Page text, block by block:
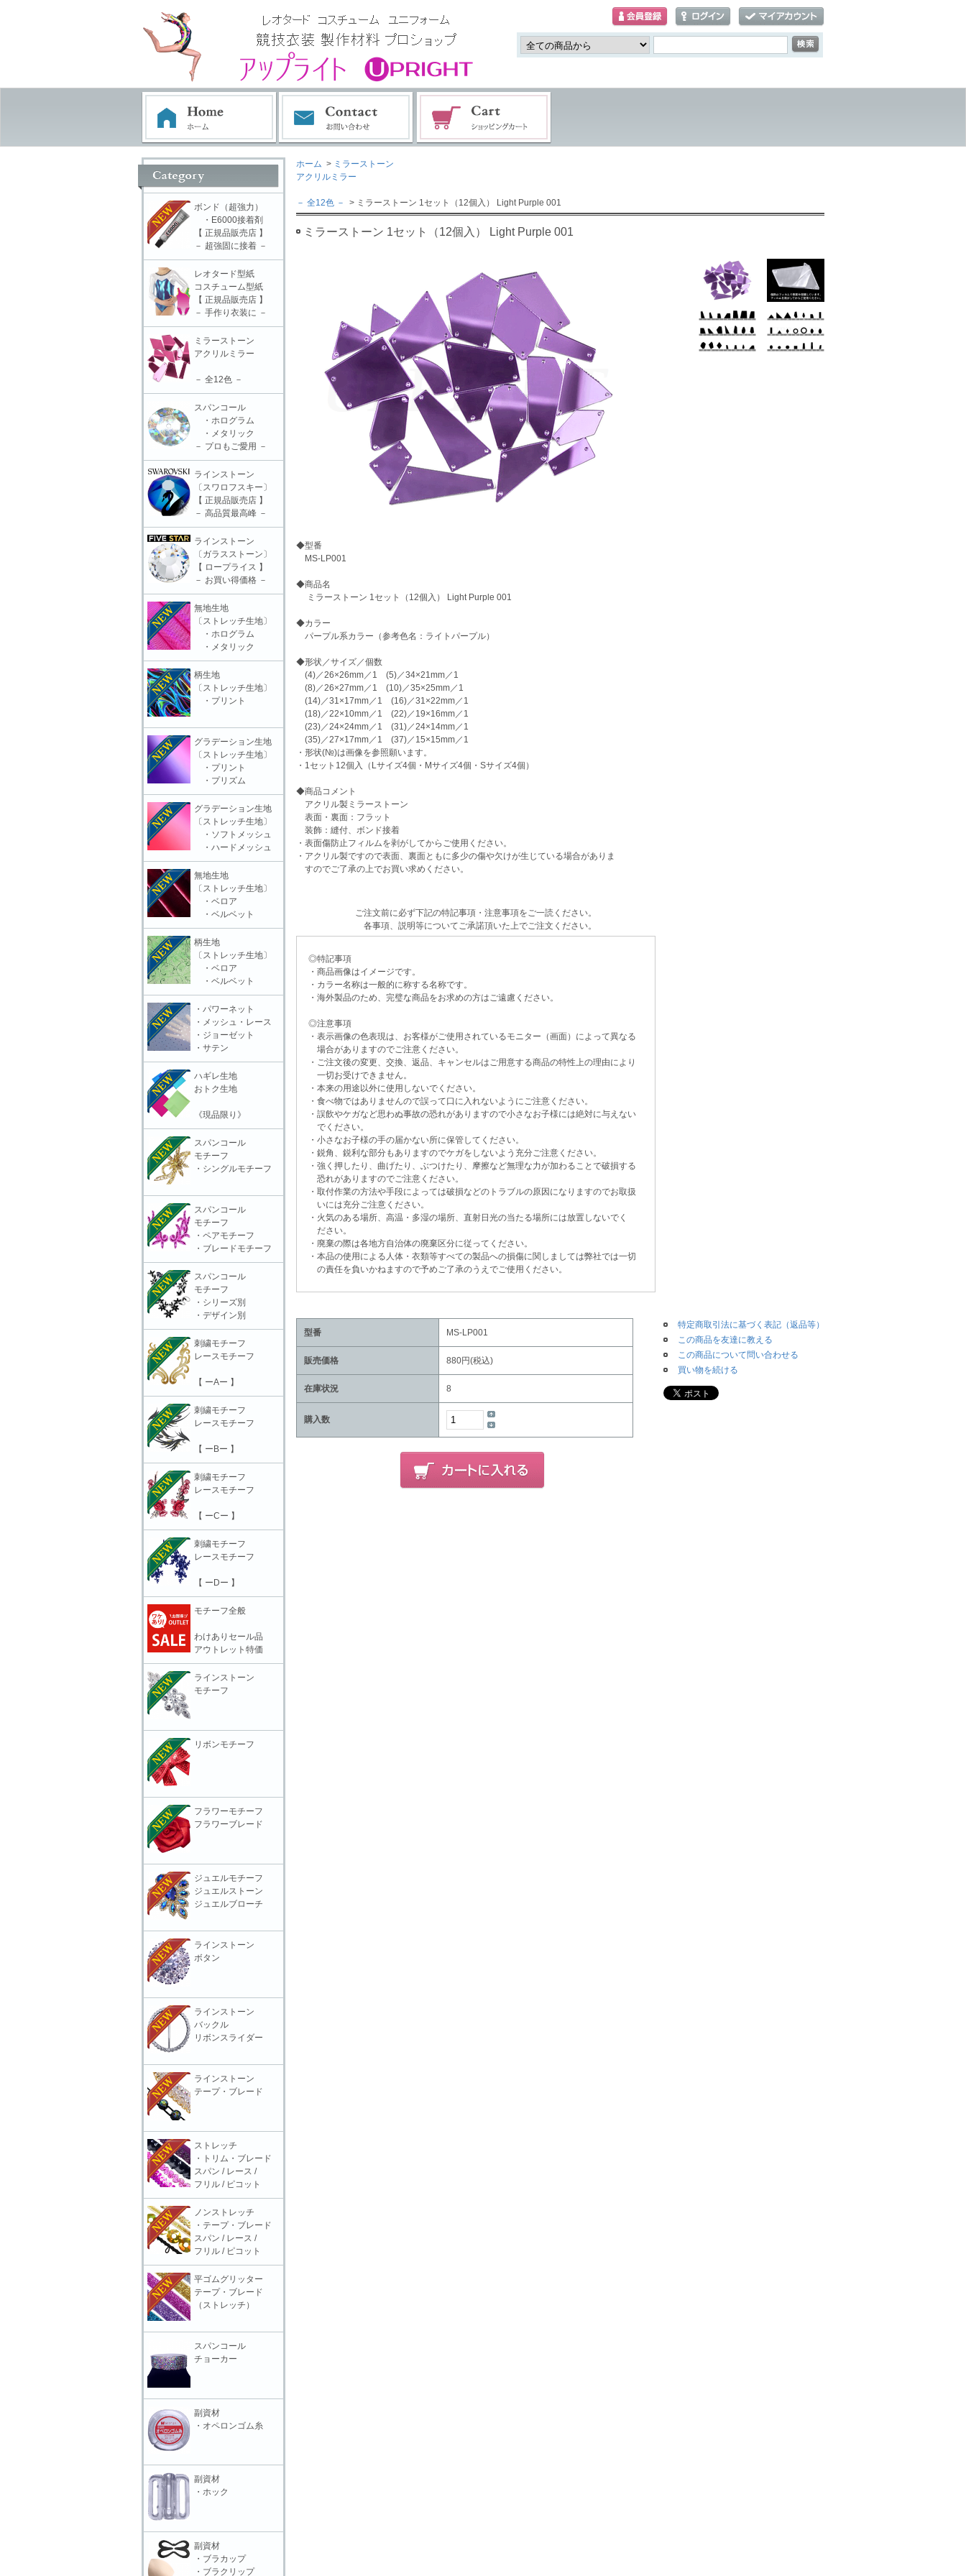
ホーム > ミラーストーン
アクリルミラー
－ 全12色 － > ミラーストーン 1セット（12個入） Light Purple 001
ミラーストーン 1セット（12個入） Light Purple 001
◆型番
MS-LP001
◆商品名
ミラーストーン 1セット（12個入） Light Purple 001
◆カラー
パープル系カラー（参考色名：ライトパープル）
◆形状／サイズ／個数
(4)／26×26mm／1 (5)／34×21mm／1
(8)／26×27mm／1 (10)／35×25mm／1
(14)／31×17mm／1 (16)／31×22mm／1
(18)／22×10mm／1 (22)／19×16mm／1
(23)／24×24mm／1 (31)／24×14mm／1
(35)／27×17mm／1 (37)／15×15mm／1
・形状(№)は画像を参照願います。
・1セット12個入（Lサイズ4個・Mサイズ4個・Sサイズ4個）
◆商品コメント
アクリル製ミラーストーン
表面・裏面：フラット
装飾：縫付、ボンド接着
・表面傷防止フィルムを剥がしてからご使用ください。
・アクリル製ですので表面、裏面ともに多少の傷や欠けが生じている場合がありま
すのでご了承の上でお買い求めください。
ご注文前に必ず下記の特記事項・注意事項をご一読ください。
各事項、説明等についてご承諾頂いた上でご注文ください。
◎特記事項
・商品画像はイメージです。
・カラー名称は一般的に称する名称です。
・海外製品のため、完璧な商品をお求めの方はご遠慮ください。
◎注意事項
・表示画像の色表現は、お客様がご使用されているモニター（画面）によって異なる
場合がありますのでご注意ください。
・ご注文後の変更、交換、返品、キャンセルはご用意する商品の特性上の理由により
一切お受けできません。
・本来の用途以外に使用しないでください。
・食べ物ではありませんので誤って口に入れないようにご注意ください。
・誤飲やケガなど思わぬ事故の恐れがありますので小さなお子様には絶対に与えない
でください。
・小さなお子様の手の届かない所に保管してください。
・鋭角、鋭利な部分もありますのでケガをしないよう充分ご注意ください。
・強く押したり、曲げたり、ぶつけたり、摩擦など無理な力が加わることで破損する
恐れがありますのでご注意ください。
・取付作業の方法や手段によっては破損などのトラブルの原因になりますのでお取扱
いには充分ご注意ください。
・火気のある場所、高温・多湿の場所、直射日光の当たる場所には放置しないでく
ださい。
・廃棄の際は各地方自治体の廃棄区分に従ってください。
・本品の使用による人体・衣類等すべての製品への損傷に関しましては弊社では一切
の責任を負いかねますので予めご了承のうえでご使用ください。
型番 MS-LP001
販売価格 880円(税込)
在庫状況 8
購入数
特定商取引法に基づく表記（返品等）
この商品を友達に教える
この商品について問い合わせる
買い物を続ける
ボンド（超強力）
・E6000接着剤
【 正規品販売店 】
－ 超強固に接着 －
レオタード型紙
コスチューム型紙
【 正規品販売店 】
－ 手作り衣装に －
ミラーストーン
アクリルミラー
－ 全12色 －
スパンコール
・ホログラム
・メタリック
－ プロもご愛用 －
ラインストーン
〔スワロフスキー〕
【 正規品販売店 】
－ 高品質最高峰 －
ラインストーン
〔ガラスストーン〕
【 ロープライス 】
－ お買い得価格 －
無地生地
〔ストレッチ生地〕
・ホログラム
・メタリック
柄生地
〔ストレッチ生地〕
・プリント
グラデーション生地
〔ストレッチ生地〕
・プリント
・プリズム
グラデーション生地
〔ストレッチ生地〕
・ソフトメッシュ
・ハードメッシュ
無地生地
〔ストレッチ生地〕
・ベロア
・ベルベット
柄生地
〔ストレッチ生地〕
・ベロア
・ベルベット
・パワーネット
・メッシュ・レース
・ジョーゼット
・サテン
ハギレ生地
おトク生地
《現品限り》
スパンコール
モチーフ
・シングルモチーフ
スパンコール
モチーフ
・ペアモチーフ
・ブレードモチーフ
スパンコール
モチーフ
・シリーズ別
・デザイン別
刺繍モチーフ
レースモチーフ
【 ーAー 】
刺繍モチーフ
レースモチーフ
【 ーBー 】
刺繍モチーフ
レースモチーフ
【 ーCー 】
刺繍モチーフ
レースモチーフ
【 ーDー 】
モチーフ全般
わけありセール品
アウトレット特価
ラインストーン
モチーフ
リボンモチーフ
フラワーモチーフ
フラワーブレード
ジュエルモチーフ
ジュエルストーン
ジュエルブローチ
ラインストーン
ボタン
ラインストーン
バックル
リボンスライダー
ラインストーン
テープ・ブレード
ストレッチ
・トリム・ブレード
スパン / レース /
フリル / ピコット
ノンストレッチ
・テープ・ブレード
スパン / レース /
フリル / ピコット
平ゴムグリッター
テープ・ブレード
（ストレッチ）
スパンコール
チョーカー
副資材
・オペロンゴム糸
副資材
・ホック
副資材
・ブラカップ
・ブラクリップ